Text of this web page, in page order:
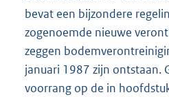
bevat een bijzondere
zogenoemde nieuwe
zeggen
januari 1987 zijn ontstaan.
voorrang op de in